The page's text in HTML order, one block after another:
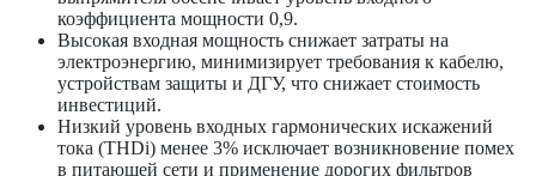
коэффициента мощности 0,9.
Высокая входная мощность снижает затраты на
электроэнергию, минимизирует требования к кабелю,
устройствам защиты и ДГУ, что снижает стоимость
инвестиций.
Низкий уровень входных гармонических искажений
тока (THDi) менее 3% исключает возникновение помех
в питающей сети и применение дорогих фильтров